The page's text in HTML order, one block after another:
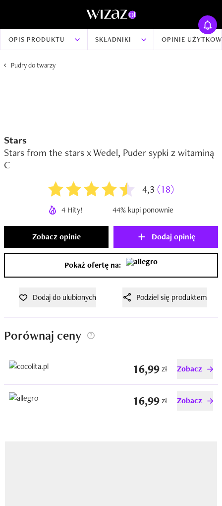
OPIS PRODUKTU SKŁADNIKI OPINIE
Pudry do twarzy
Stars
Stars from the stars x Wedel, Puder sypki z witaminą
C
4,3 (18)
4 Hity! 44% kupi ponownie
Zobacz opinie Dodaj opinię
Pokaż ofertę na:
Dodaj do ulubionych Podziel się produktem
Porównaj ceny
16,99zł Zobacz
16,99zł Zobacz